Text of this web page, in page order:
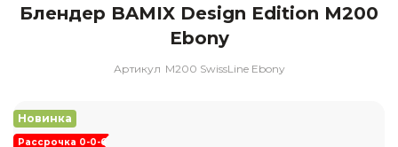
Блендер BAMIX Design Edition M200
Ebony
Артикул M200 SwissLine Ebony
Новинка
Рассрочка 0-0-6